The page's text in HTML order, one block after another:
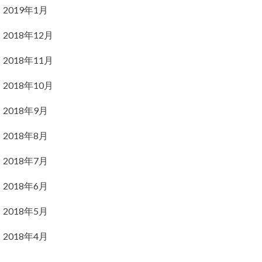
2019年1月
2018年12月
2018年11月
2018年10月
2018年9月
2018年8月
2018年7月
2018年6月
2018年5月
2018年4月